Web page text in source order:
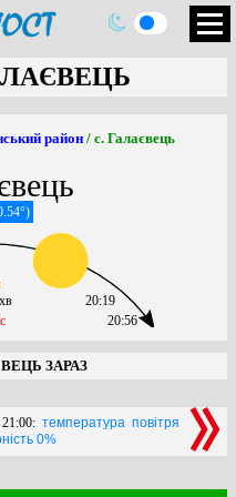
район/ с. Галаєвець
20:56
20:19
ЗАРАЗ
21:00:температура повітря
0%